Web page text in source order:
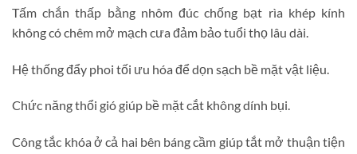
Tấm chắn thấp bằng nhôm đúc chống bạt rìa khép kính
không có chêm mở mạch cưa đảm bảo tuổi thọ lâu dài.
Hệ thống đẩy phoi tối ưu hóa để dọn sạch bề mặt vật liệu.
Chức năng thổi gió giúp bề mặt cắt không dính bụi.
Công tắc khóa ở cả hai bên báng cầm giúp tắt mở thuận tiện